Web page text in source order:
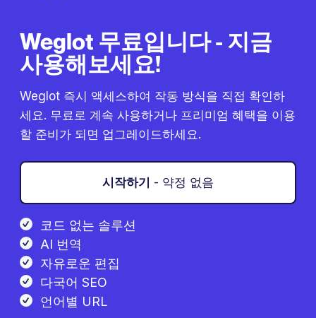
Weglot 무료입니다 - 지금
사용해보세요!
Weglot 즉시 액세스하여 작동 방식을 직접 확인하
세요. 무료로 계속 사용하거나 프리미엄 혜택을 이용
할 준비가 되면 업그레이드하세요.
시작하기 - 약정 없음
코드 없는 솔루션
AI 번역
자유로운 편집
다국어 SEO
언어별 URL